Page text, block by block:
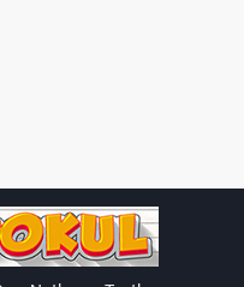
kuvvetidir.
düz olması